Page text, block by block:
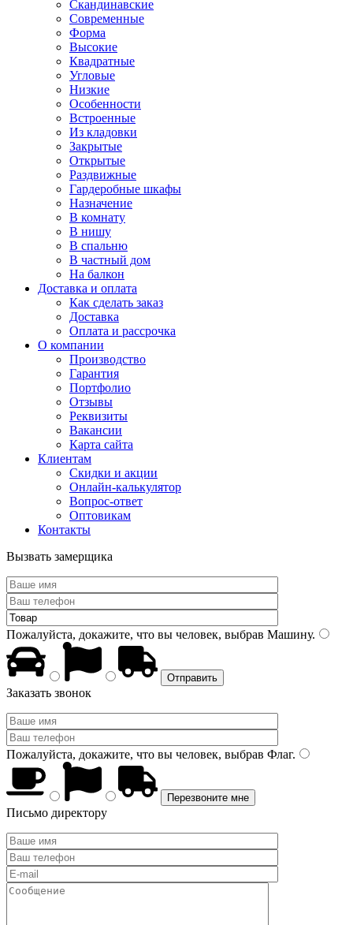
Скандинавские
Современные
Форма
Высокие
Квадратные
Угловые
Низкие
Особенности
Встроенные
Из кладовки
Закрытые
Открытые
Раздвижные
Гардеробные шкафы
Назначение
В комнату
В нишу
В спальню
В частный дом
На балкон
Доставка и оплата
Как сделать заказ
Доставка
Оплата и рассрочка
О компании
Производство
Гарантия
Портфолио
Отзывы
Реквизиты
Вакансии
Карта сайта
Клиентам
Скидки и акции
Онлайн-калькулятор
Вопрос-ответ
Оптовикам
Контакты
Вызвать замерщика
Пожалуйста, докажите, что вы человек, выбрав Машину.
Заказать звонок
Пожалуйста, докажите, что вы человек, выбрав Флаг.
Письмо директору